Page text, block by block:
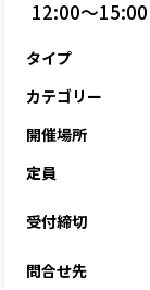
12:00～15:00
タイプ
カテゴリー
開催場所
定員
受付締切
問合せ先